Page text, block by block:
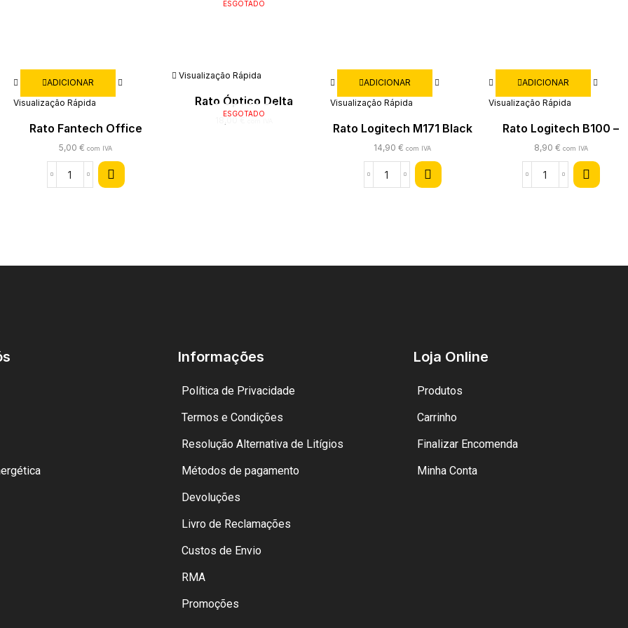
ADICIONAR
Visualização Rápida
Rato Fantech Office
Wireless 1706 Preto
5,00 € com IVA
ESGOTADO
Visualização Rápida
Rato Óptico Delta
4000DPI LED – TALIUS
ESGOTADO
ADICIONAR
Visualização Rápida
Rato Logitech M171 Black
Wireless
14,90 € com IVA
ADICIONAR
Visualização Rápida
Rato Logitech B100 –
1000DPI C/cabo usb
8,90 € com IVA
Informações
Política de Privacidade
Termos e Condições
Resolução Alternativa de Litígios
Métodos de pagamento
Devoluções
Livro de Reclamações
Custos de Envio
RMA
Promoções
Loja Online
Produtos
Carrinho
Finalizar Encomenda
Minha Conta